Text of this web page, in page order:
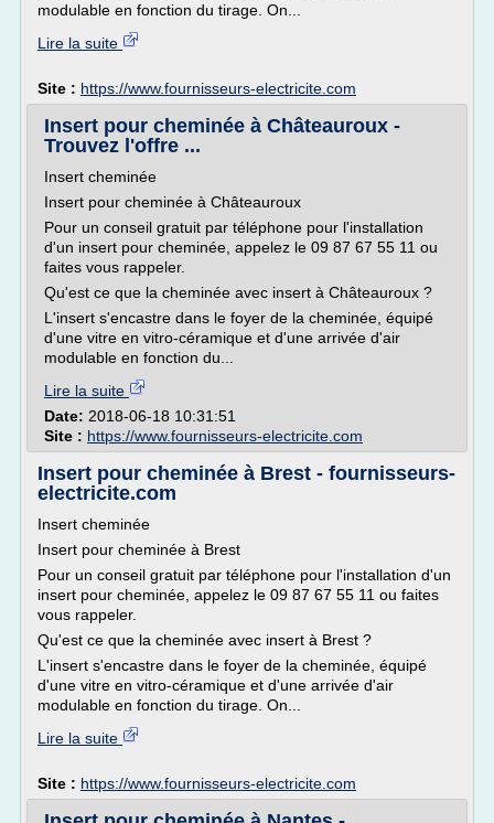
modulable en fonction du tirage. On...
Lire la suite
Site : https://www.fournisseurs-electricite.com
Insert pour cheminée à Châteauroux -
Trouvez l'offre ...
Insert cheminée
Insert pour cheminée à Châteauroux
Pour un conseil gratuit par téléphone pour l'installation
d'un insert pour cheminée, appelez le 09 87 67 55 11 ou
faites vous rappeler.
Qu'est ce que la cheminée avec insert à Châteauroux ?
L'insert s'encastre dans le foyer de la cheminée, équipé
d'une vitre en vitro-céramique et d'une arrivée d'air
modulable en fonction du...
Lire la suite
Date: 2018-06-18 10:31:51
Site : https://www.fournisseurs-electricite.com
Insert pour cheminée à Brest - fournisseurs-
electricite.com
Insert cheminée
Insert pour cheminée à Brest
Pour un conseil gratuit par téléphone pour l'installation d'un
insert pour cheminée, appelez le 09 87 67 55 11 ou faites
vous rappeler.
Qu'est ce que la cheminée avec insert à Brest ?
L'insert s'encastre dans le foyer de la cheminée, équipé
d'une vitre en vitro-céramique et d'une arrivée d'air
modulable en fonction du tirage. On...
Lire la suite
Site : https://www.fournisseurs-electricite.com